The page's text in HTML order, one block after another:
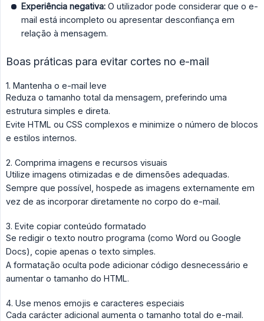
Experiência negativa: O utilizador pode considerar que o e-
mail está incompleto ou apresentar desconfiança em
relação à mensagem.
Boas práticas para evitar cortes no e-mail
1. Mantenha o e-mail leve
Reduza o tamanho total da mensagem, preferindo uma
estrutura simples e direta.
Evite HTML ou CSS complexos e minimize o número de blocos
e estilos internos.
2. Comprima imagens e recursos visuais
Utilize imagens otimizadas e de dimensões adequadas.
Sempre que possível, hospede as imagens externamente em
vez de as incorporar diretamente no corpo do e-mail.
3. Evite copiar conteúdo formatado
Se redigir o texto noutro programa (como Word ou Google
Docs), copie apenas o texto simples.
A formatação oculta pode adicionar código desnecessário e
aumentar o tamanho do HTML.
4. Use menos emojis e caracteres especiais
Cada carácter adicional aumenta o tamanho total do e-mail.